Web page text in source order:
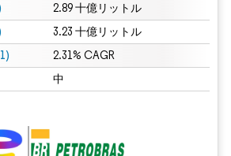
2.89 十億リットル
3.23 十億リットル
2.31% CAGR
中
。再利用にはCC BY 4.0の表示が必要です。